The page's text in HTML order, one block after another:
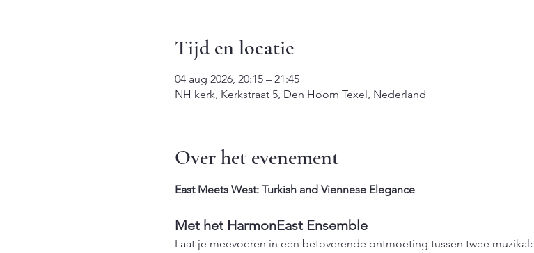
Tijd en locatie
04 aug 2026, 20:15 – 21:45
NH kerk, Kerkstraat 5, Den Hoorn Texel, Nederland
Over het evenement
East Meets West: Turkish and Viennese Elegance
Met het HarmonEast Ensemble
Laat je meevoeren in een betoverende ontmoeting tussen twee